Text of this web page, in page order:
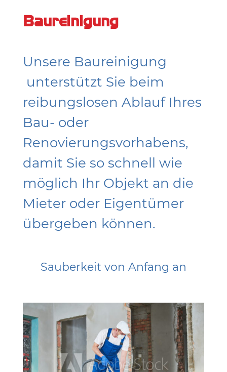
Baureinigung
Unsere Baureinigung
unterstützt Sie beim
reibungslosen Ablauf Ihres
Bau- oder
Renovierungsvorhabens,
damit Sie so schnell wie
möglich Ihr Objekt an die
Mieter oder Eigentümer
übergeben können.
Sauberkeit von Anfang an